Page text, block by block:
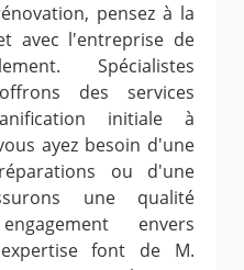
pensez à la
avec l'entreprise de
Spécialistes
des services
initiale à
ayez besoin d'une
ou d'une
une qualité
envers
font de M.